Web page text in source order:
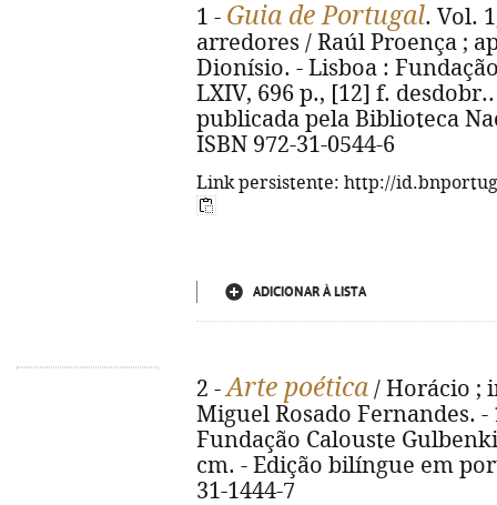
1 - Guia de Portugal. Vol.
arredores / Raúl Proença ;
Dionísio. - Lisboa :
LXIV, 696 p., [12] f.
publicada pela Biblioteca
ISBN 972-31-0544-6
Link persistente: http://
ADICIONAR À LISTA
2 -Arte poética / Horácio ;
Miguel Rosado Fernandes. -
Fundação Calouste
cm. - Edição bilíngue em
31-1444-7